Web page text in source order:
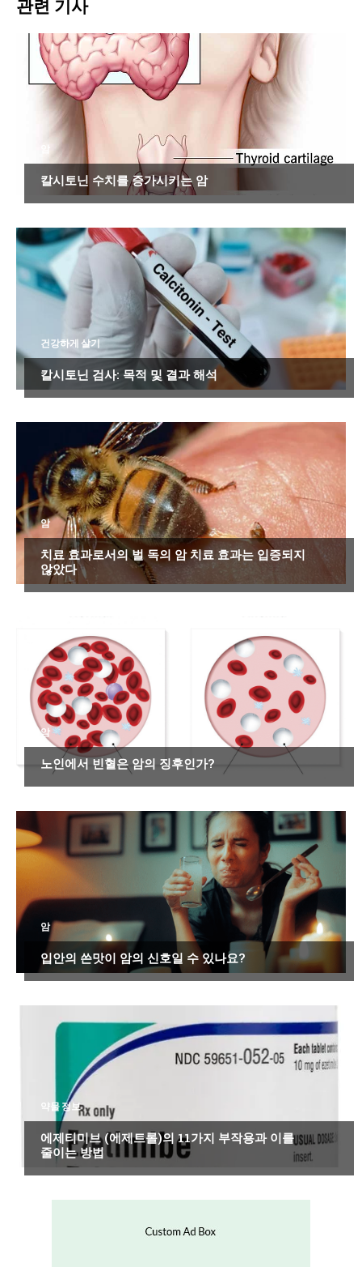
관련 기사
칼시토닌 수치를 증가시키는 암
건강하게 살기
칼시토닌 검사: 목적 및 결과 해석
암
치료 효과로서의 벌 독의 암 치료 효과는 입증되지
않았다
암
노인에서 빈혈은 암의 징후인가?
암
입안의 쓴맛이 암의 신호일 수 있나요?
약물 정보
에제티미브 (에제트롤)의 11가지 부작용과 이를
줄이는 방법